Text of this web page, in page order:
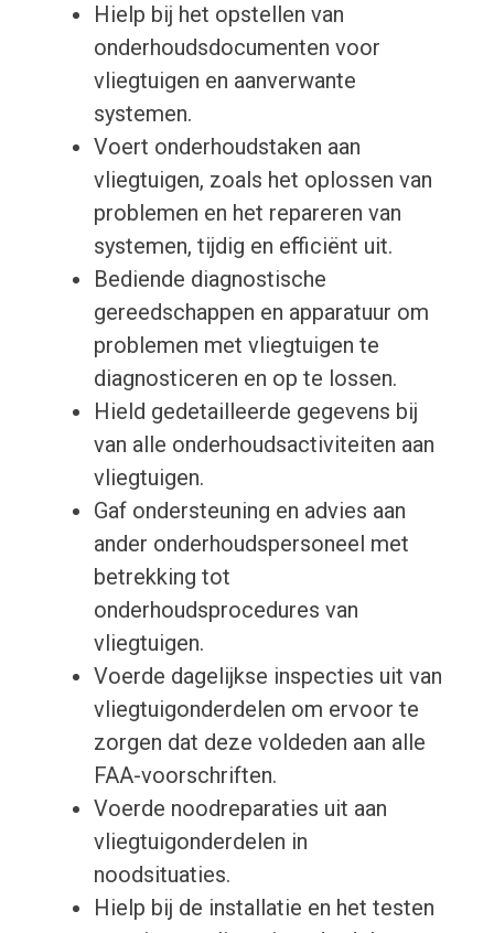
Hielp bij het opstellen van
onderhoudsdocumenten voor
vliegtuigen en aanverwante
systemen.
Voert onderhoudstaken aan
vliegtuigen, zoals het oplossen van
problemen en het repareren van
systemen, tijdig en efficiënt uit.
Bediende diagnostische
gereedschappen en apparatuur om
problemen met vliegtuigen te
diagnosticeren en op te lossen.
Hield gedetailleerde gegevens bij
van alle onderhoudsactiviteiten aan
vliegtuigen.
Gaf ondersteuning en advies aan
ander onderhoudspersoneel met
betrekking tot
onderhoudsprocedures van
vliegtuigen.
Voerde dagelijkse inspecties uit van
vliegtuigonderdelen om ervoor te
zorgen dat deze voldeden aan alle
FAA-voorschriften.
Voerde noodreparaties uit aan
vliegtuigonderdelen in
noodsituaties.
Hielp bij de installatie en het testen